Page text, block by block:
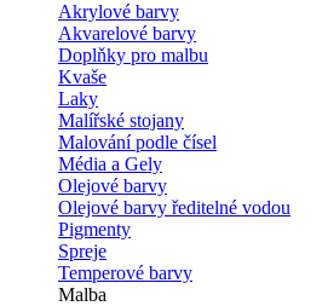
Akrylové barvy
Akvarelové barvy
Doplňky pro malbu
Kvaše
Laky
Malířské stojany
Malování podle čísel
Média a Gely
Olejové barvy
Olejové barvy ředitelné vodou
Pigmenty
Spreje
Temperové barvy
Malba